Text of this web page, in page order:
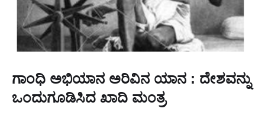
ಗಾಂಧಿ ಅಭಿಯಾನ ಅರಿವಿನ ಯಾನ : ದೇಶವನ್ನು
ಒಂದುಗೂಡಿಸಿದ ಖಾದಿ ಮಂತ್ರ